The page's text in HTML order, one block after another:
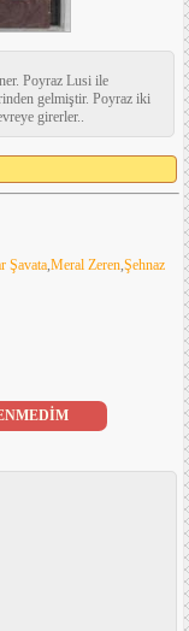
Poyraz Lusi ile
gelmiştir. Poyraz iki
girerler..
Şavata Meral Zeren Şehnaz